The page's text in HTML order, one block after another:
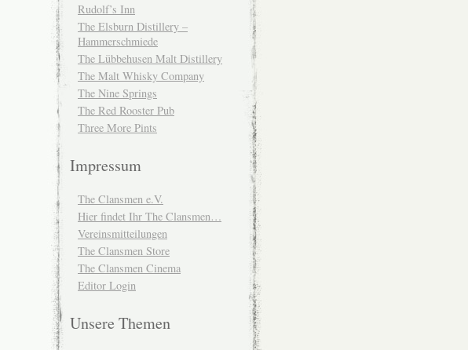
Rudolf’s Inn
The Elsburn Distillery –
Hammerschmiede
The Lübbehusen Malt Distillery
The Malt Whisky Company
The Nine Springs
The Red Rooster Pub
Three More Pints
Impressum
The Clansmen e.V.
Hier findet Ihr The Clansmen…
Vereinsmitteilungen
The Clansmen Store
The Clansmen Cinema
Editor Login
Unsere Themen